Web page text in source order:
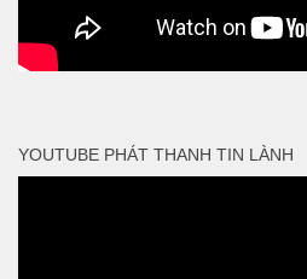
YOUTUBE PHÁT THANH TIN LÀNH